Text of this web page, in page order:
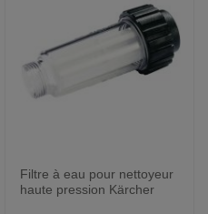
Filtre à eau pour nettoyeur
haute pression Kärcher